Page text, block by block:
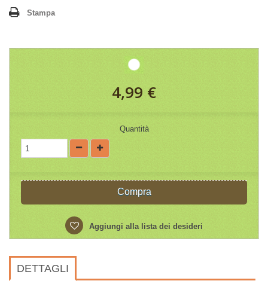
Stampa
4,99 €
Quantità
Compra
Aggiungi alla lista dei desideri
DETTAGLI